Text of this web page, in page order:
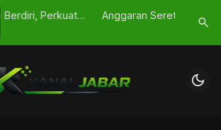
Anggaran Seret, Tasikmalaya Juara
Raup Puluhan Miliar
Bantuan
search
dark_mode